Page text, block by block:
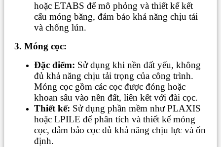
hoặc ETABS để mô phỏng và thiết kế kết
cấu móng băng, đảm bảo khả năng chịu tải
và chống lún.
3. Móng cọc:
Đặc điểm: Sử dụng khi nền đất yếu, không
đủ khả năng chịu tải trọng của công trình.
Móng cọc gồm các cọc được đóng hoặc
khoan sâu vào nền đất, liên kết với đài cọc.
Thiết kế: Sử dụng phần mềm như PLAXIS
hoặc LPILE để phân tích và thiết kế móng
cọc, đảm bảo cọc đủ khả năng chịu lực và ổn
định.